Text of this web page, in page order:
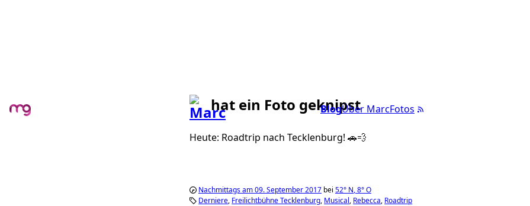
BlogÜber MarcFotos
hat ein Foto geknipst
Heute: Roadtrip nach Tecklenburg! 🚗💨
Nachmittags am 09. September 2017 bei 52° N,8°O
Derniere Freilichtbühne Tecklenburg Musical Rebecca Roadtrip